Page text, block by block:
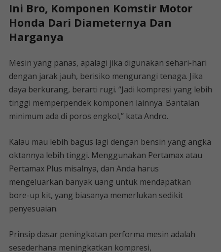
Ini Bro, Komponen Komstir Motor
Honda Dari Diameternya Dan
Harganya
Mesin yang panas, apalagi jika digunakan sehari-hari
dengan jarak jauh, berisiko mengurangi tenaga. Jika
daya berkurang, berarti rugi. “Jadi kompresi yang lebih
tinggi memperpendek komponen lainnya. Bantalan
minimum ada di poros engkol,” kata Andro.
Kalau mau lebih bagus lagi dengan bensin yang angka
oktannya lebih tinggi. Menggunakan Pertamax atau
Pertamax Plus misalnya, dan Anda harus
mengeluarkan banyak uang untuk mendapatkan
bore-up kit, yang biasanya memerlukan sedikit
penyesuaian.
Prinsip dasar peningkatan performa mesin adalah
sesederhana meningkatkan kompresi,